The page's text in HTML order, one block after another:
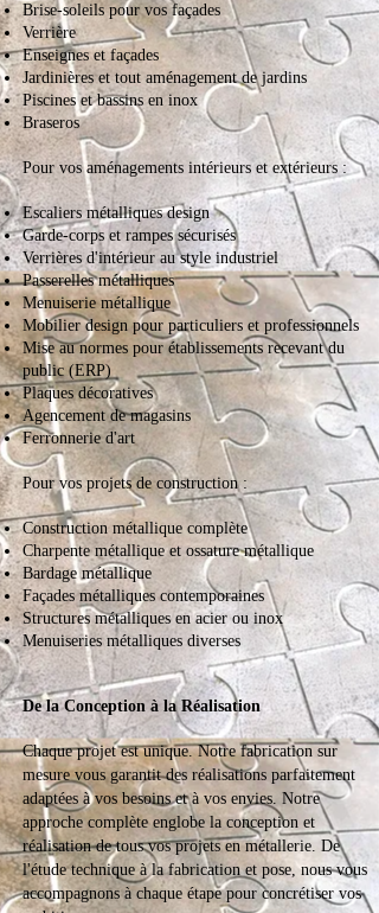
Brise-soleils pour vos façades
Verrière
Enseignes et façades
Jardinières et tout aménagement de jardins
Piscines et bassins en inox
Braseros
Pour vos aménagements intérieurs et extérieurs :
Escaliers métalliques design
Garde-corps et rampes sécurisés
Verrières d'intérieur au style industriel
Passerelles métalliques
Menuiserie métallique
Mobilier design pour particuliers et professionnels
Mise au normes pour établissements recevant du
public (ERP)
Plaques décoratives
Agencement de magasins
Ferronnerie d'art
Pour vos projets de construction :
Construction métallique complète
Charpente métallique et ossature métallique
Bardage métallique
Façades métalliques contemporaines
Structures métalliques en acier ou inox
Menuiseries métalliques diverses
De la Conception à la Réalisation
Chaque projet est unique. Notre fabrication sur
mesure vous garantit des réalisations parfaitement
adaptées à vos besoins et à vos envies. Notre
approche complète englobe la conception et
réalisation de tous vos projets en métallerie. De
l'étude technique à la fabrication et pose, nous vous
accompagnons à chaque étape pour concrétiser vos